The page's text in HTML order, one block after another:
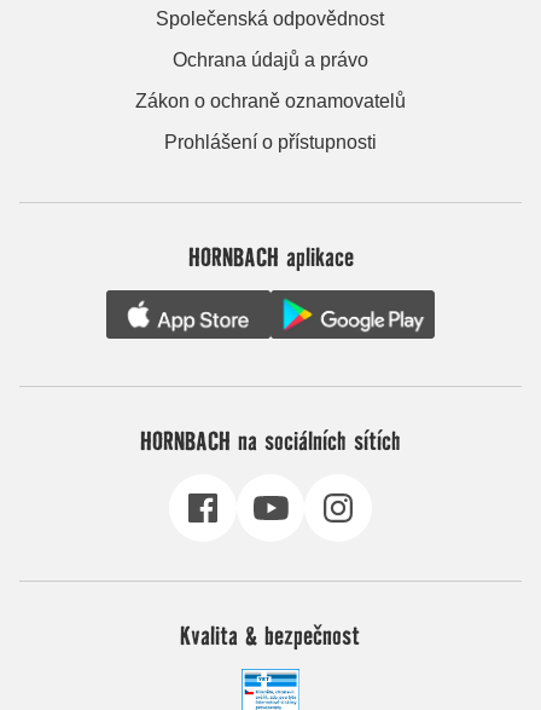
Společenská odpovědnost
Ochrana údajů a právo
Zákon o ochraně oznamovatelů
Prohlášení o přístupnosti
HORNBACH aplikace
HORNBACH na sociálních sítích
Kvalita & bezpečnost